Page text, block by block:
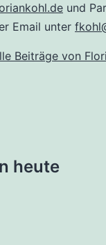
und
Email unter
Beiträge von
heute